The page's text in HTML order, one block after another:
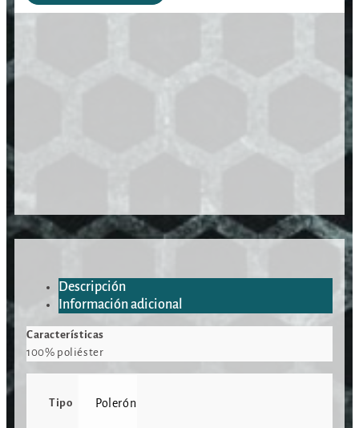
Descripción
Información adicional
Características
100% poliéster
Tipo Polerón